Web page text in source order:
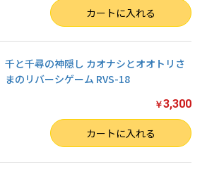
カートに入れる
千と千尋の神隠し カオナシとオオトリさ
まのリバーシゲーム RVS-18
￥3,300
カートに入れる